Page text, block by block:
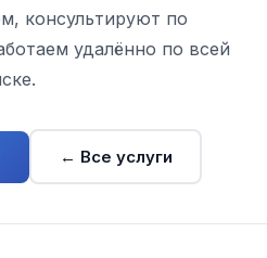
консультируют по
удалённо по всей
← Все услуги